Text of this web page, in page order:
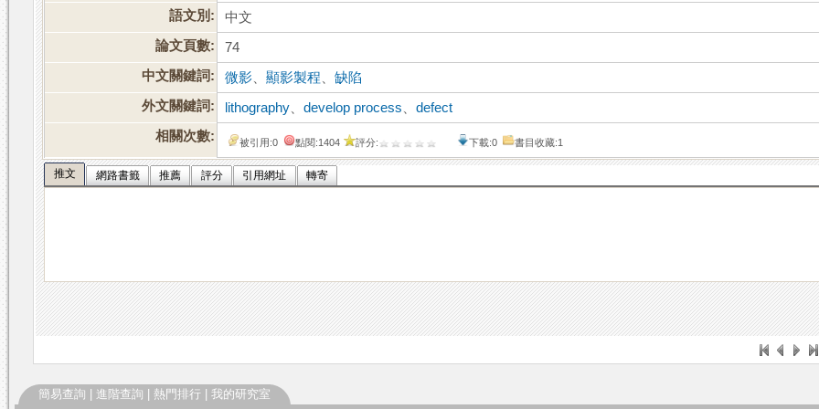
語文別:
中文
論文頁數:
74
中文關鍵詞:
微影 、顯影製程 、缺陷
外文關鍵詞:
lithography 、develop process 、defect
相關次數:
被引用:0 點閱:1404 評分: 下載:0 書目收藏:1
推文 網路書籤 推薦 評分 引用網址 轉寄
簡易查詢 進階查詢 熱門排行 我的研究室